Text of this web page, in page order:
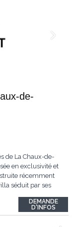
de-
de La Chaux-de-
en exclusivité et
récemment
séduit par ses
avec piscine,
DEMANDE
D'INFOS